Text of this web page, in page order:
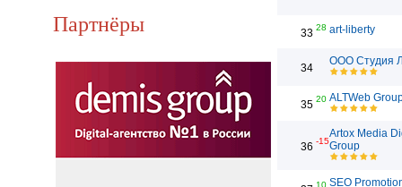
Партнёры 33 28 art-liberty
34
ООО Студия
35 20 ALTWeb
36 -15
Artox Media
Group
10 SEO